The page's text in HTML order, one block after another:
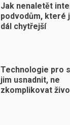
Jak nenaletět
podvodům, které
dál chytřejší
Technologie pro
jim usnadnit, ne
zkomplikovat